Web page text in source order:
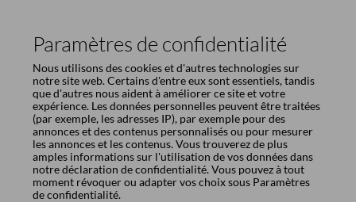
Paramètres de confidentialité
Nous utilisons des cookies et d'autres technologies sur
notre site web. Certains d'entre eux sont essentiels, tandis
que d'autres nous aident à améliorer ce site et votre
expérience. Les données personnelles peuvent être traitées
(par exemple, les adresses IP), par exemple pour des
annonces et des contenus personnalisés ou pour mesurer
les annonces et les contenus. Vous trouverez de plus
amples informations sur l'utilisation de vos données dans
notredéclaration de confidentialité. Vous pouvez à tout
moment révoquer ou adapter vos choix sous Paramètres
de confidentialité.